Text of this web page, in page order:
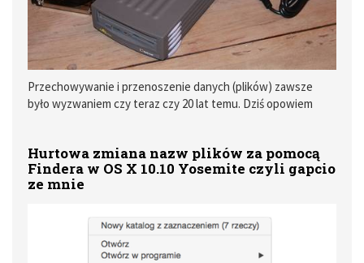
Przechowywanie i przenoszenie danych (plików) zawsze
było wyzwaniem czy teraz czy 20 lat temu. Dziś opowiem
Hurtowa zmiana nazw plików za pomocą
Findera w OS X 10.10 Yosemite czyli gapcio
ze mnie